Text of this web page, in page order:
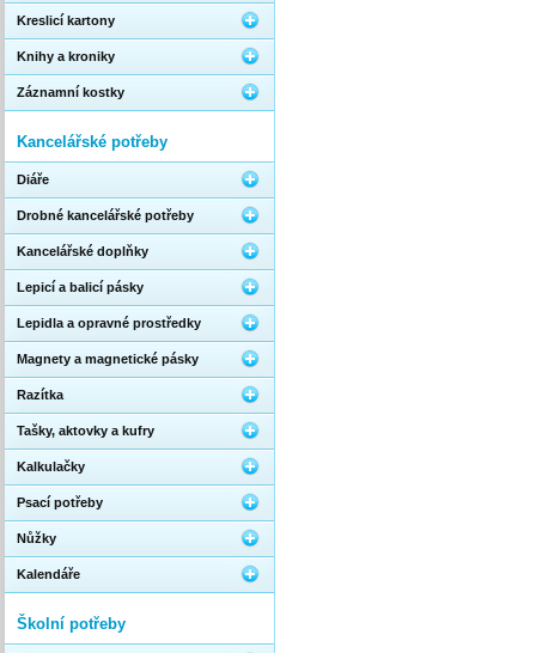
Kreslicí kartony
Knihy a kroniky
Záznamní kostky
Kancelářské potřeby
Diáře
Drobné kancelářské potřeby
Kancelářské doplňky
Lepicí a balicí pásky
Lepidla a opravné prostředky
Magnety a magnetické pásky
Razítka
Tašky, aktovky a kufry
Kalkulačky
Psací potřeby
Nůžky
Kalendáře
Školní potřeby